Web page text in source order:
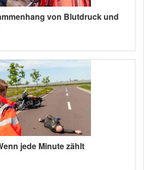
von Blutdruck und
jede Minute zählt